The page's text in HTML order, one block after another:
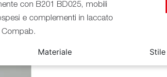
con B201 BD025, mobili
e complementi in laccato
Materiale Stile